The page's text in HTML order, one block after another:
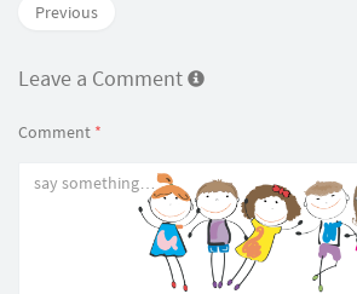
Previous
Leave a Comment
Comment *